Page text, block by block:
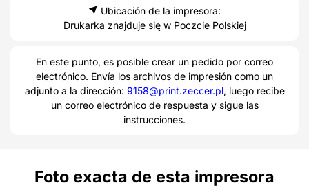
Ubicación de la impresora:
Drukarka znajduje się w Poczcie Polskiej
En este punto, es posible crear un pedido por correo
electrónico. Envía los archivos de impresión como un
adjunto a la dirección: 9158@print.zeccer.pl, luego recibe
un correo electrónico de respuesta y sigue las
instrucciones.
Foto exacta de esta impresora